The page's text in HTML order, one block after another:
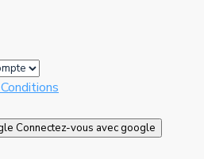
Connectez-vous avec google